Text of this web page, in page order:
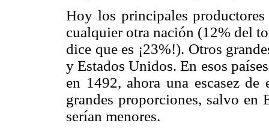
Hoy los principales
cualquier otra nación (12% del
dice que es ¡23%!). Otros
y Estados Unidos. En esos
en 1492, ahora una escasez
grandes proporciones, salvo en
serían menores.